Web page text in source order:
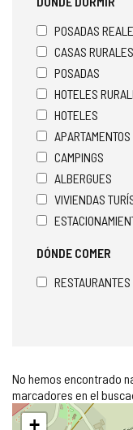
POSADAS
CASAS RURALES
POSADAS
HOTELES
HOTELES
APARTAMENTOS
CAMPINGS
ALBERGUES
VIVIENDAS
DÓNDE COMER
RESTAURANTES
No hemos encontrado
marcadores en el
Saltar
mapa
+